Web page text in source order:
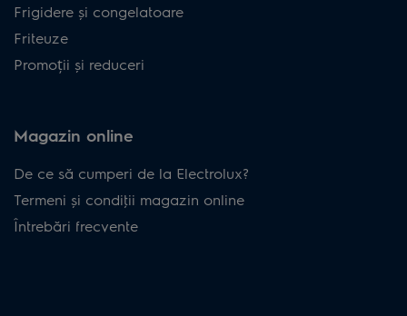
Frigidere și congelatoare
Friteuze
Promoții și reduceri
Magazin online
De ce să cumperi de la Electrolux?
Termeni și condiţii magazin online
Întrebări frecvente